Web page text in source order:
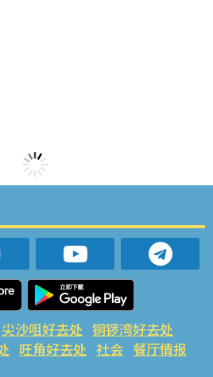
尖沙咀好去处 铜锣湾好去处
旺角好去处 社会 餐厅情报